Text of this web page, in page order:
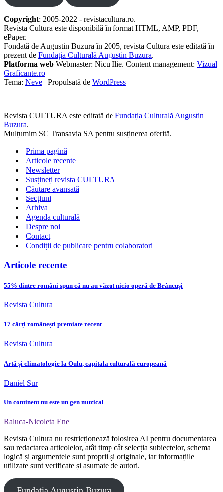
Copyright: 2005-2022 - revistacultura.ro.
Revista Cultura este disponibilă în format HTML, AMP, PDF,
ePaper.
Fondată de Augustin Buzura în 2005, revista Cultura este editată în
prezent de Fundația Culturală Augustin Buzura.
Platforma web Webmaster: Nicu Ilie. Content management: Vizual
Graficante.ro
Tema: Neve | Propulsată de WordPress
Revista CULTURA este editată de Fundația Culturală Augustin
Buzura.
Mulțumim SC Transavia SA pentru susținerea oferită.
Prima pagină
Articole recente
Newsletter
Susțineți revista CULTURA
Căutare avansată
Secțiuni
Arhiva
Agenda culturală
Despre noi
Contact
Condiții de publicare pentru colaboratori
Articole recente
55% dintre români spun că nu au văzut nicio operă de Brâncuși
Revista Cultura
17 cărți românești premiate recent
Revista Cultura
Artă și climatologie la Oulu, capitala culturală europeană
Daniel Sur
Un continent nu este un gen muzical
Raluca-Nicoleta Ene
Revista Cultura nu restricționează folosirea AI pentru documentarea
sau redactarea articolelor, atât timp cât selecția subiectelor, schema
logică și argumentele sunt proprii și originale, iar informațiile
utilizate sunt verificate și asumate de autori.